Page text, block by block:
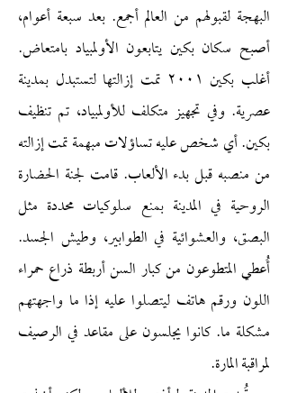
البهجة لقبولهم من العالم أجمع. بعد سبعة أعوام،
أصبح سكان بكين يتابعون الأولمبياد بامتعاض.
أغلب بكين ٢٠٠١ تمت إزالتها لتستبدل بمدينة
عصرية. وفي تجهيز متكلف للأولمبياد، تم تنظيف
بكين. أي شخص عليه تساؤلات مبهمة تمت إزالته
من منصبه قبل بدء الألعاب. قامت لجنة الحضارة
الروحية في المدينة بمنع سلوكيات محددة مثل
البصق، والعشوائية في الطوابير، وطيش الجسد.
أُعطي المتطوعون من كبار السن أربطة ذراع حمراء
اللون ورقم هاتف ليتصلوا عليه إذا ما واجهتهم
مشكلة ما. كانوا يجلسون على مقاعد في الرصيف
لمراقبة المارة.